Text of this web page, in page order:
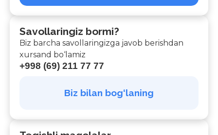
Savollaringiz bormi?
Biz barcha savollaringizga javob berishdan
xursand bo‘lamiz
+998 (69) 211 77 77
Biz bilan bog‘laning